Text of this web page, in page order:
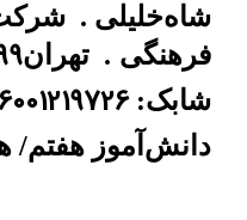
شاه‌خلیلی . شرکت
فرهنگی . تهران
شابک:
دانش‌آموز هفتم/